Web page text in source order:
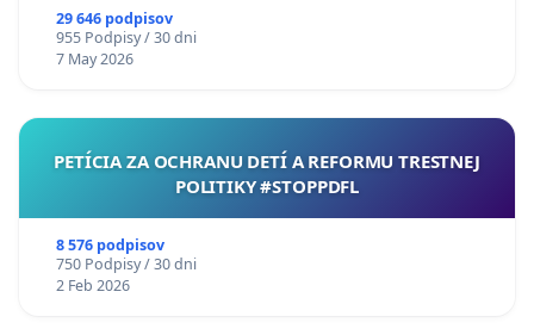
29 646 podpisov
955 Podpisy / 30 dni
7 May 2026
PETÍCIA ZA OCHRANU DETÍ A REFORMU TRESTNEJ
POLITIKY #STOPPDFL
8 576 podpisov
750 Podpisy / 30 dni
2 Feb 2026